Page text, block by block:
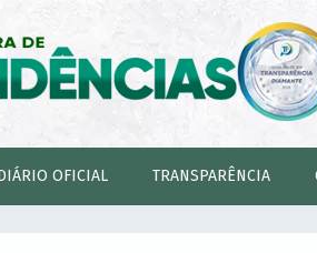
OFICIAL TRANSPARÊNCIA